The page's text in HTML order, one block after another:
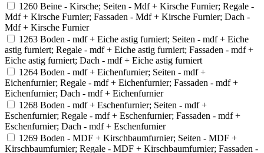
1260 Beine - Kirsche; Seiten - Mdf + Kirsche Furnier; Regale -
Mdf + Kirsche Furnier; Fassaden - Mdf + Kirsche Furnier; Dach -
Mdf + Kirsche Furnier
1263 Boden - mdf + Eiche astig furniert; Seiten - mdf + Eiche
astig furniert; Regale - mdf + Eiche astig furniert; Fassaden - mdf +
Eiche astig furniert; Dach - mdf + Eiche astig furniert
1264 Boden - mdf + Eichenfurnier; Seiten - mdf +
Eichenfurnier; Regale - mdf + Eichenfurnier; Fassaden - mdf +
Eichenfurnier; Dach - mdf + Eichenfurnier
1268 Boden - mdf + Eschenfurnier; Seiten - mdf +
Eschenfurnier; Regale - mdf + Eschenfurnier; Fassaden - mdf +
Eschenfurnier; Dach - mdf + Eschenfurnier
1269 Boden - MDF + Kirschbaumfurnier; Seiten - MDF +
Kirschbaumfurnier; Regale - MDF + Kirschbaumfurnier; Fassaden -